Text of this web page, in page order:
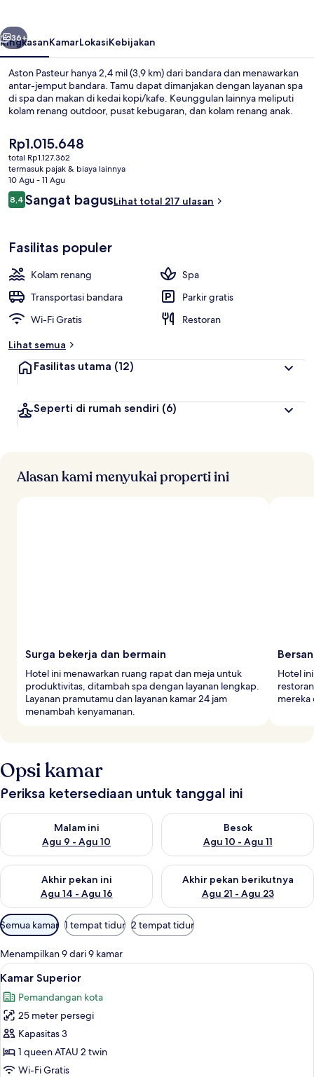
Berikutnya
36+
RingkasanKamarLokasiKebijakan
Aston Pasteur hanya 2,4 mil (3,9 km) dari bandara dan menawarkan
antar-jemput bandara. Tamu dapat dimanjakan dengan layanan spa
di spa dan makan di kedai kopi/kafe. Keunggulan lainnya meliputi
kolam renang outdoor, pusat kebugaran, dan kolam renang anak.
Harga
saat
ini
Rp1.015.648
Rp1.015.648
total Rp1.127.362
termasuk pajak & biaya lainnya
10 Agu - 11 Agu
Ulasan
8,48,4 dari 10
Sangat bagusLihat total 217 ulasan
Fasilitas populer
Kolam renang
Spa
Transportasi bandara
Parkir gratis
Wi-Fi Gratis
Restoran
Lihat semua
Fasilitas utama (12)
Seperti di rumah sendiri (6)
Alasan kami menyukai properti ini
Surga bekerja dan bermain
Hotel ini menawarkan ruang rapat dan meja untuk
produktivitas, ditambah spa dengan layanan lengkap.
Layanan pramutamu dan layanan kamar 24 jam
menambah kenyamanan.
Hotel
mereka
Opsi kamar
Periksa ketersediaan untuk tanggal ini
Malam ini
Agu 9 - Agu 10
Periksa ketersediaan untuk malam ini Agu 9 - Agu 10
Besok
Agu 10 - Agu 11
Periksa ketersediaan untuk
Akhir pekan ini
Agu 14 - Agu 16
Periksa ketersediaan untuk akhir pekan ini Agu 14 - Agu 16
Akhir pekan berikutnya
Agu 21 - Agu 23
Periksa ketersediaan untuk
Filter
tersedia
untuk
kamar
Semua kamar 1 tempat tidur 2 tempat tidur
Menampilkan 9 dari 9 kamar
Lihat
semua
foto
untuk
Kamar
Superior
Kamar Superior | Seprai premium,
4
Kamar Superior
Pemandangan kota
25 meter persegi
Kapasitas 3
1 queen ATAU 2 twin
Wi-Fi Gratis